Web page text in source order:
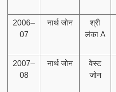
2006–
07
नार्थ जोन
श्री
लंका A
2007–
08
नार्थ जोन
वेस्ट
जोन